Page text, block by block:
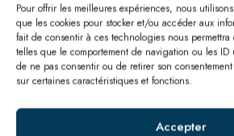
Pour offrir les meilleures expériences, nous
que les cookies pour stocker et/ou accéder aux
fait de consentir à ces technologies nous
telles que le comportement de navigation ou les
de ne pas consentir ou de retirer son
sur certaines caractéristiques et fonctions.
Accepter
DEPUIS
BIJ DEN